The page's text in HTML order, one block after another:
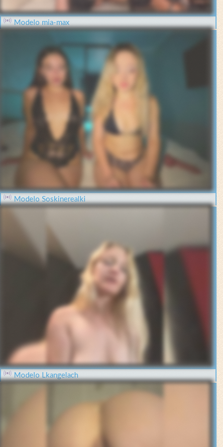
Modelo mia-max
Modelo Soskinerealki
Modelo Lkangelach